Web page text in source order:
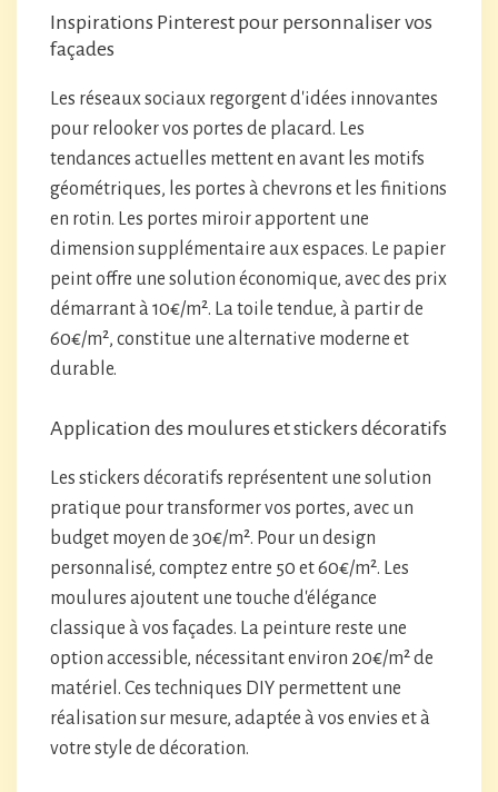
Inspirations Pinterest pour personnaliser vos
façades
Les réseaux sociaux regorgent d'idées innovantes
pour relooker vos portes de placard. Les
tendances actuelles mettent en avant les motifs
géométriques, les portes à chevrons et les finitions
en rotin. Les portes miroir apportent une
dimension supplémentaire aux espaces. Le papier
peint offre une solution économique, avec des prix
démarrant à 10€/m². La toile tendue, à partir de
60€/m², constitue une alternative moderne et
durable.
Application des moulures et stickers décoratifs
Les stickers décoratifs représentent une solution
pratique pour transformer vos portes, avec un
budget moyen de 30€/m². Pour un design
personnalisé, comptez entre 50 et 60€/m². Les
moulures ajoutent une touche d'élégance
classique à vos façades. La peinture reste une
option accessible, nécessitant environ 20€/m² de
matériel. Ces techniques DIY permettent une
réalisation sur mesure, adaptée à vos envies et à
votre style de décoration.